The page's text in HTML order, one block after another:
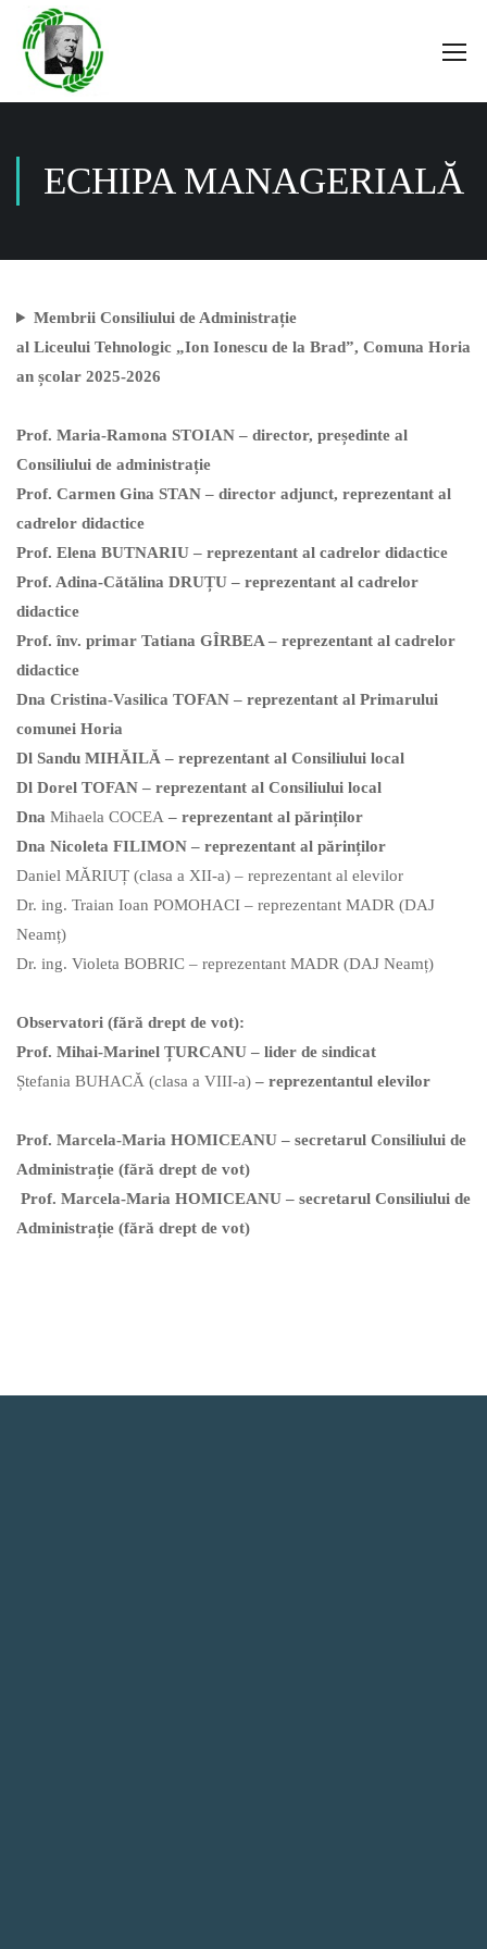
ECHIPA MANAGERIALĂ
Membrii Consiliului de Administrație
al Liceului Tehnologic „Ion Ionescu de la Brad”, Comuna Horia
an școlar 2025-2026
Prof. Maria-Ramona STOIAN – director, președinte al
Consiliului de administrație
Prof. Carmen Gina STAN – director adjunct, reprezentant al
cadrelor didactice
Prof. Elena BUTNARIU – reprezentant al cadrelor didactice
Prof. Adina-Cătălina DRUȚU – reprezentant al cadrelor
didactice
Prof. înv. primar Tatiana GÎRBEA – reprezentant al cadrelor
didactice
Dna Cristina-Vasilica TOFAN – reprezentant al Primarului
comunei Horia
Dl Sandu MIHĂILĂ – reprezentant al Consiliului local
Dl Dorel TOFAN – reprezentant al Consiliului local
Dna Mihaela COCEA – reprezentant al părinților
Dna Nicoleta FILIMON – reprezentant al părinților
Daniel MĂRIUȚ (clasa a XII-a) – reprezentant al elevilor
Dr. ing. Traian Ioan POMOHACI – reprezentant MADR (DAJ
Neamț)
Dr. ing. Violeta BOBRIC – reprezentant MADR (DAJ Neamț)
Observatori (fără drept de vot):
Prof. Mihai-Marinel ȚURCANU – lider de sindicat
Ștefania BUHACĂ (clasa a VIII-a) – reprezentantul elevilor
Prof. Marcela-Maria HOMICEANU – secretarul Consiliului de
Administrație (fără drept de vot)
Prof. Marcela-Maria HOMICEANU – secretarul Consiliului de
Administrație (fără drept de vot)